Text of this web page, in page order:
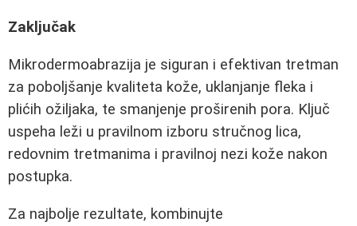
Zaključak
Mikrodermoabrazija je siguran i efektivan tretman
za poboljšanje kvaliteta kože, uklanjanje fleka i
plićih ožiljaka, te smanjenje proširenih pora. Ključ
uspeha leži u pravilnom izboru stručnog lica,
redovnim tretmanima i pravilnoj nezi kože nakon
postupka.
Za najbolje rezultate, kombinujte